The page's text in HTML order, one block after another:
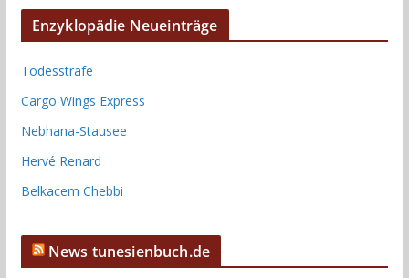
Enzyklopädie Neueinträge
Todesstrafe
Cargo Wings Express
Nebhana-Stausee
Hervé Renard
Belkacem Chebbi
News tunesienbuch.de